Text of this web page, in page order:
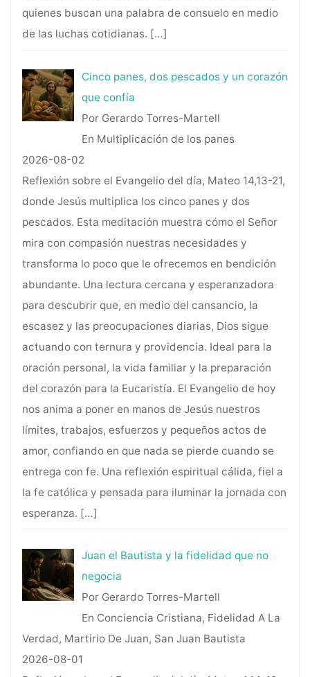
quienes buscan una palabra de consuelo en medio
de las luchas cotidianas. […]
Cinco panes, dos pescados y un corazón
que confía
Por Gerardo Torres-Martell
En Multiplicación de los panes
2026-08-02
Reflexión sobre el Evangelio del día, Mateo 14,13-21,
donde Jesús multiplica los cinco panes y dos
pescados. Esta meditación muestra cómo el Señor
mira con compasión nuestras necesidades y
transforma lo poco que le ofrecemos en bendición
abundante. Una lectura cercana y esperanzadora
para descubrir que, en medio del cansancio, la
escasez y las preocupaciones diarias, Dios sigue
actuando con ternura y providencia. Ideal para la
oración personal, la vida familiar y la preparación
del corazón para la Eucaristía. El Evangelio de hoy
nos anima a poner en manos de Jesús nuestros
límites, trabajos, esfuerzos y pequeños actos de
amor, confiando en que nada se pierde cuando se
entrega con fe. Una reflexión espiritual cálida, fiel a
la fe católica y pensada para iluminar la jornada con
esperanza. […]
Juan el Bautista y la fidelidad que no
negocia
Por Gerardo Torres-Martell
En Conciencia Cristiana, Fidelidad A La
Verdad, Martirio De Juan, San Juan Bautista
2026-08-01